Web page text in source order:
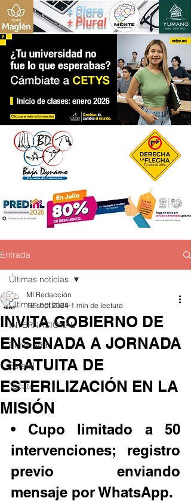
+ Claro
+ Plural
Entrada
Últimas noticias
INTERNACIONAL
Ensenada
Estatal
Tecate
Últimas noticias
INVITA GOBIERNO DE
ENSENADA A JORNADA
GRATUITA DE
ESTERILIZACIÓN EN LA
MISIÓN
MI Redacción
18 sept 2024 1 min de lectura
• Cupo limitado a 50
intervenciones; registro
previo enviando
mensaje por WhatsApp.